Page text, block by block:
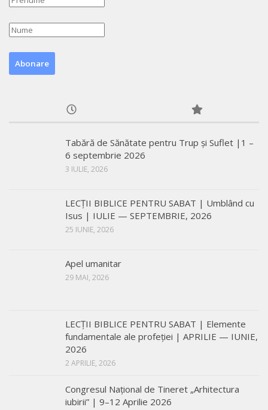
Tabără de Sănătate pentru Trup și Suflet |1 –
6 septembrie 2026
3 IULIE, 2026
LECŢII BIBLICE PENTRU SABAT | Umblând cu
Isus | IULIE — SEPTEMBRIE, 2026
25 IUNIE, 2026
Apel umanitar
29 MAI, 2026
LECŢII BIBLICE PENTRU SABAT | Elemente
fundamentale ale profeției | APRILIE — IUNIE,
2026
2 APRILIE, 2026
Congresul Național de Tineret „Arhitectura
iubirii” | 9–12 Aprilie 2026